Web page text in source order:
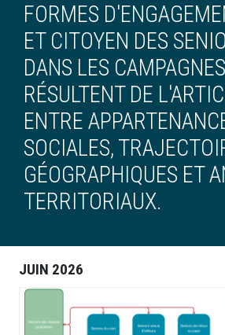
FORMES
ET CITOYEN DES
DANS LES CAMPAGNES
RÉSULTENT DE
ENTRE
SOCIALES,
GÉOGRAPHIQUES ET
TERRITORIAUX.
JUIN 2026